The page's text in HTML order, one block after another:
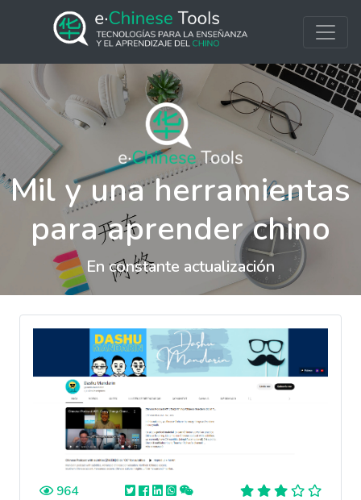
Mil y una herramientas
para aprender chino
En constante actualización
964